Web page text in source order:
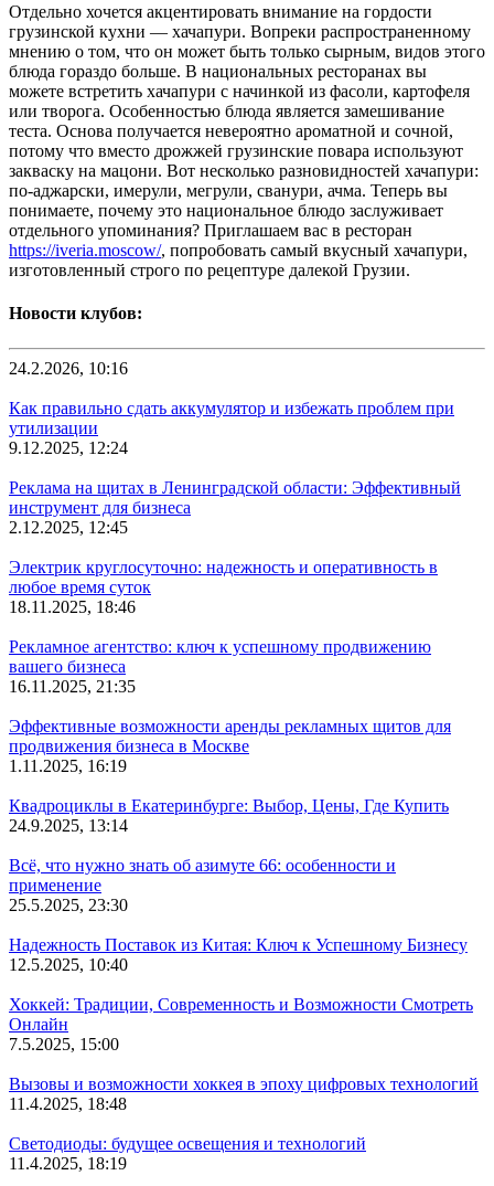
Отдельно хочется акцентировать внимание на гордости
грузинской кухни — хачапури. Вопреки распространенному
мнению о том, что он может быть только сырным, видов этого
блюда гораздо больше. В национальных ресторанах вы
можете встретить хачапури с начинкой из фасоли, картофеля
или творога. Особенностью блюда является замешивание
теста. Основа получается невероятно ароматной и сочной,
потому что вместо дрожжей грузинские повара используют
закваску на мацони. Вот несколько разновидностей хачапури:
по-аджарски, имерули, мегрули, сванури, ачма. Теперь вы
понимаете, почему это национальное блюдо заслуживает
отдельного упоминания? Приглашаем вас в ресторан
https://iveria.moscow/, попробовать самый вкусный хачапури,
изготовленный строго по рецептуре далекой Грузии.
Новости клубов:
24.2.2026, 10:16
Как правильно сдать аккумулятор и избежать проблем при
утилизации
9.12.2025, 12:24
Реклама на щитах в Ленинградской области: Эффективный
инструмент для бизнеса
2.12.2025, 12:45
Электрик круглосуточно: надежность и оперативность в
любое время суток
18.11.2025, 18:46
Рекламное агентство: ключ к успешному продвижению
вашего бизнеса
16.11.2025, 21:35
Эффективные возможности аренды рекламных щитов для
продвижения бизнеса в Москве
1.11.2025, 16:19
Квадроциклы в Екатеринбурге: Выбор, Цены, Где Купить
24.9.2025, 13:14
Всё, что нужно знать об азимуте 66: особенности и
применение
25.5.2025, 23:30
Надежность Поставок из Китая: Ключ к Успешному Бизнесу
12.5.2025, 10:40
Хоккей: Традиции, Современность и Возможности Смотреть
Онлайн
7.5.2025, 15:00
Вызовы и возможности хоккея в эпоху цифровых технологий
11.4.2025, 18:48
Светодиоды: будущее освещения и технологий
11.4.2025, 18:19